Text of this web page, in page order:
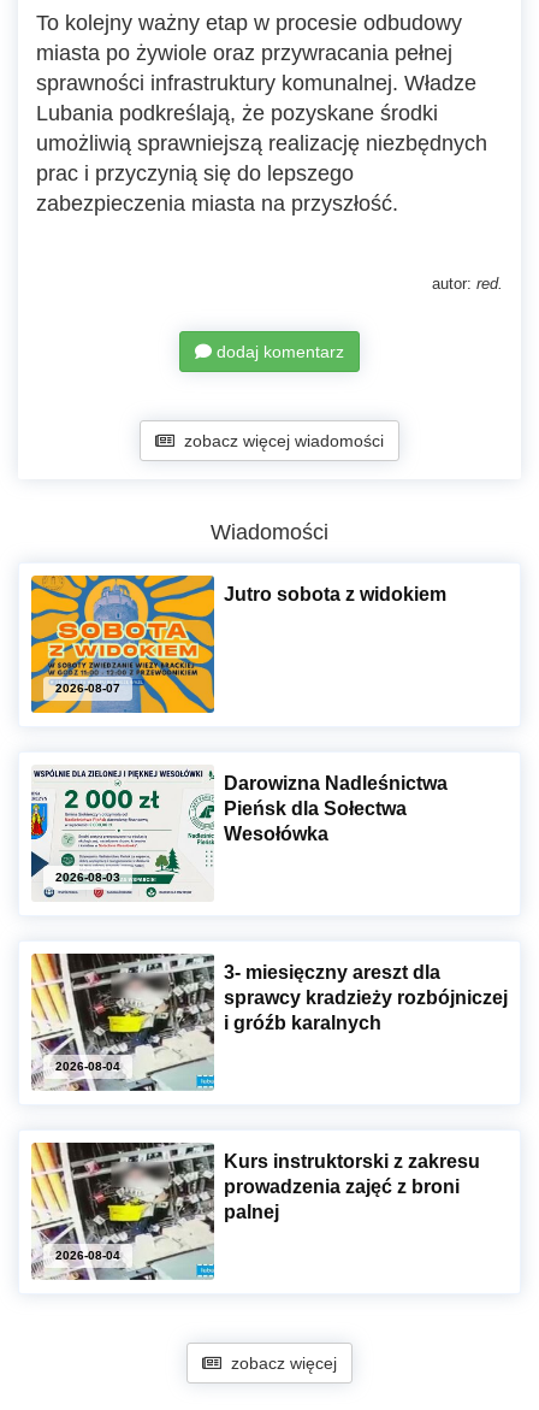
To kolejny ważny etap w procesie odbudowy
miasta po żywiole oraz przywracania pełnej
sprawności infrastruktury komunalnej. Władze
Lubania podkreślają, że pozyskane środki
umożliwią sprawniejszą realizację niezbędnych
prac i przyczynią się do lepszego
zabezpieczenia miasta na przyszłość.
autor: red.
dodaj komentarz
zobacz więcej wiadomości
Wiadomości
2026-08-07
Jutro sobota z widokiem
2026-08-03
Darowizna Nadleśnictwa
Pieńsk dla Sołectwa
Wesołówka
2026-08-04
3- miesięczny areszt dla
sprawcy kradzieży rozbójniczej
i gróźb karalnych
2026-08-04
Kurs instruktorski z zakresu
prowadzenia zajęć z broni
palnej
zobacz więcej